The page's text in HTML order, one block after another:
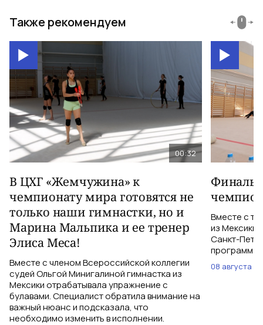
Также рекомендуем
00:32
В ЦХГ «Жемчужина» к
чемпионату мира готовятся не
только наши гимнастки, но и
Марина Мальпика и ее тренер
Элиса Меса!
Вместе с членом Всероссийской коллегии
судей Ольгой Минигалиной гимнастка из
Мексики отрабатывала упражнение с
булавами. Специалист обратила внимание на
важный нюанс и подсказала, что
необходимо изменить в исполнении.
Вместе с
из Мексики
Санкт-
программе
08 августа